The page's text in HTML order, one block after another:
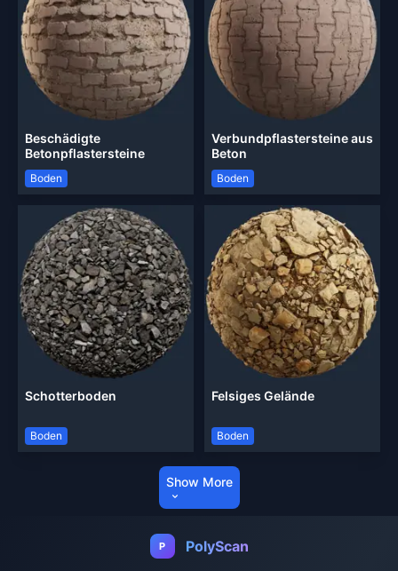
Beschädigte
Betonpflastersteine
Boden
Verbundpflastersteine aus
Beton
Boden
Schotterboden
Boden
Felsiges Gelände
Boden
Show More
P PolyScan